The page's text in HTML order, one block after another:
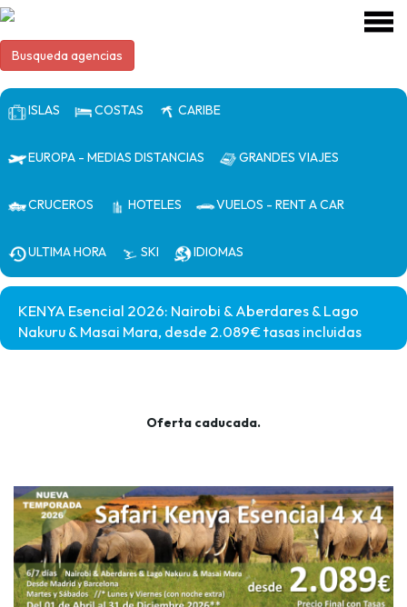
Busqueda agencias
ISLAS COSTAS CARIBE
EUROPA - MEDIAS DISTANCIAS GRANDES VIAJES
CRUCEROS HOTELES VUELOS - RENT A CAR
ULTIMA HORA SKI IDIOMAS
KENYA Esencial 2026: Nairobi & Aberdares & Lago
Nakuru & Masai Mara, desde 2.089€ tasas incluidas
Oferta caducada.